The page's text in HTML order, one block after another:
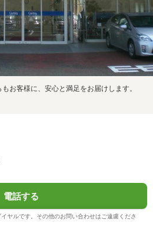
お客様に、安心と満足をお届けします。
電話する
ヤルです。その他のお問い合わせはご遠慮くださ